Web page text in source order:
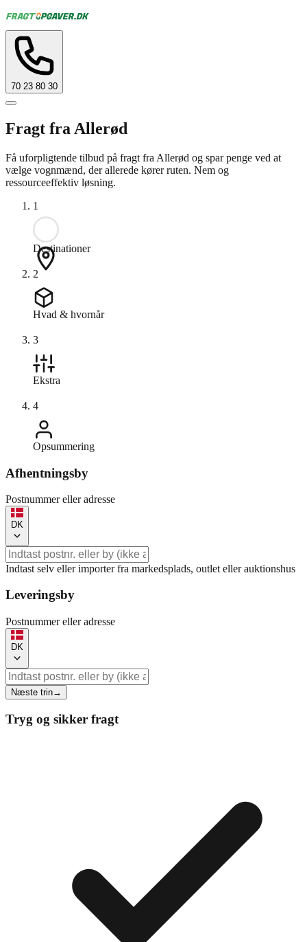
70 23 80 30
Fragt fra Allerød
Få uforpligtende tilbud på fragt fra Allerød og spar penge ved at
vælge vognmænd, der allerede kører ruten. Nem og
ressourceeffektiv løsning.
1
Destinationer
2
Hvad & hvornår
3
Ekstra
4
Opsummering
Afhentningsby
Postnummer eller adresse
DK
Indtast selv eller importer fra markedsplads, outlet eller auktionshus
Leveringsby
Postnummer eller adresse
DK
Næste trin→
Tryg og sikker fragt